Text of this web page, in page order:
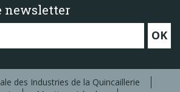
newsletter
OK
des Industries de la Quincaillerie